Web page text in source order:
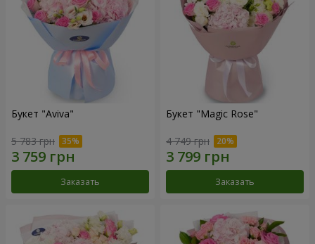
Букет "Aviva"
5 783 грн
Заказать
Букет "Magic Rose"
4 749 грн
Заказать